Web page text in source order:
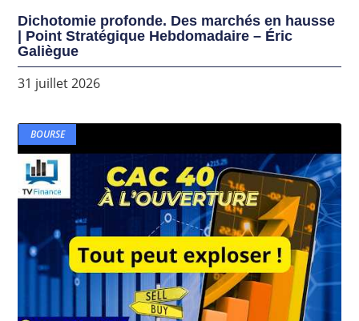
Dichotomie profonde. Des marchés en hausse
| Point Stratégique Hebdomadaire – Éric
Galiègue
31 juillet 2026
BOURSE